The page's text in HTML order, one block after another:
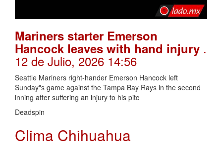
Mariners starter Emerson
Hancock leaves with hand injury .
12 de Julio, 2026 14:56
Seattle Mariners right-hander Emerson Hancock left
Sunday"s game against the Tampa Bay Rays in the second
inning after suffering an injury to his pitc
Deadspin
Clima Chihuahua